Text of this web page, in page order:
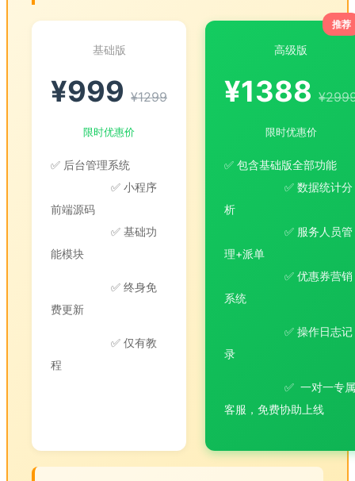
基础版
¥999 ¥1299
限时优惠价
✅ 后台管理系统
✅ 小程序
前端源码
✅ 基础功
能模块
✅ 终身免
费更新
✅ 仅有教
程
推荐
高级版
¥1388
限时优惠价
✅ 包含基础版全部功能
✅ 数据统计分
析
✅ 服务人员管
理+派单
✅ 优惠券营销
系统
✅ 操作日志记
录
✅ 一对一专属
客服，免费协助上线